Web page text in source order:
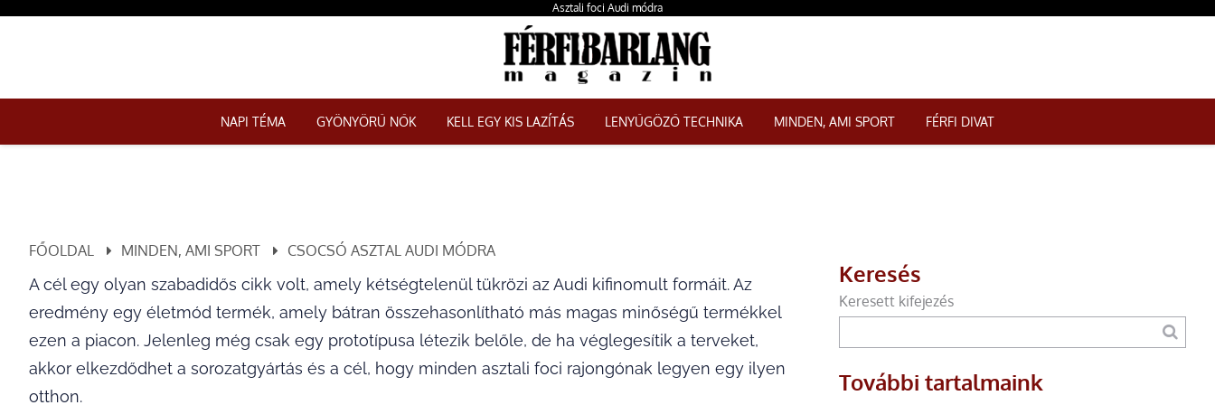
Asztali foci Audi módra
NAPI TÉMA GYÖNYÖRŰ NŐK KELL EGY KIS LAZÍTÁS LENYŰGÖZŐ TECHNIKA MINDEN, AMI SPORT FÉRFI DIVAT
FŐOLDAL MINDEN, AMI SPORT CSOCSÓ ASZTAL AUDI MÓDRA
A cél egy olyan szabadidős cikk volt, amely kétségtelenül tükrözi az Audi kifinomult formáit. Az
eredmény egy életmód termék, amely bátran összehasonlítható más magas minőségű termékkel
ezen a piacon. Jelenleg még csak egy prototípusa létezik belőle, de ha véglegesítik a terveket,
akkor elkezdődhet a sorozatgyártás és a cél, hogy minden asztali foci rajongónak legyen egy ilyen
otthon.
Keresés
Keresett kifejezés
További tartalmaink